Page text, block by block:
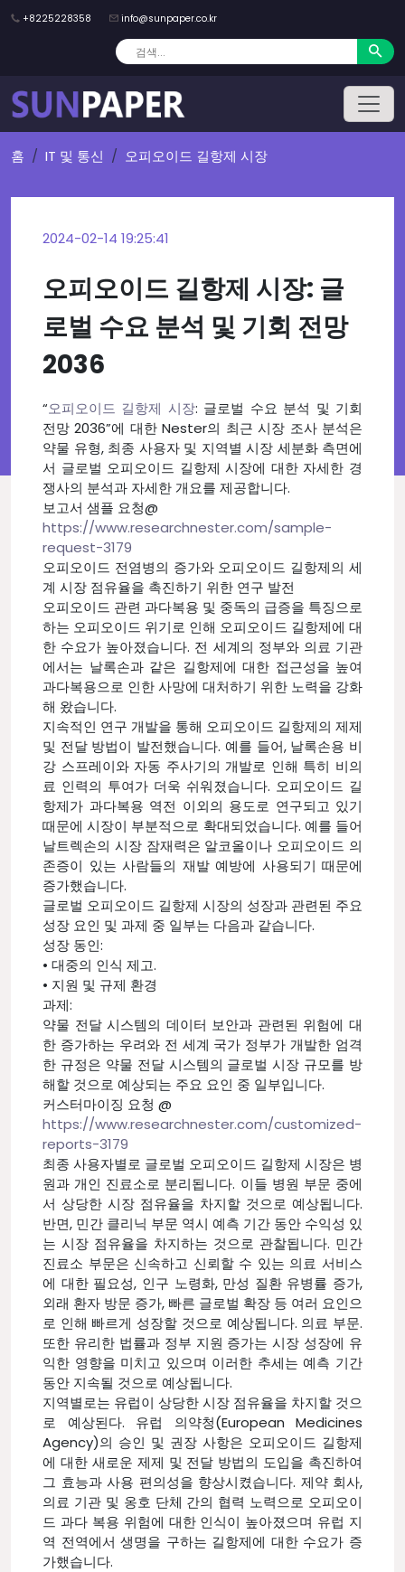
+8225228358 info@sunpaper.co.kr
홈 IT 및 통신 오피오이드 길항제 시장
2024-02-14 19:25:41
오피오이드 길항제 시장: 글
로벌 수요 분석 및 기회 전망
2036
“오피오이드 길항제 시장: 글로벌 수요 분석 및 기회
전망 2036”에 대한 Nester의 최근 시장 조사 분석은
약물 유형, 최종 사용자 및 지역별 시장 세분화 측면에
서 글로벌 오피오이드 길항제 시장에 대한 자세한 경
쟁사의 분석과 자세한 개요를 제공합니다.
보고서 샘플 요청@
https://www.researchnester.com/sample-
request-3179
오피오이드 전염병의 증가와 오피오이드 길항제의 세
계 시장 점유율을 촉진하기 위한 연구 발전
오피오이드 관련 과다복용 및 중독의 급증을 특징으로
하는 오피오이드 위기로 인해 오피오이드 길항제에 대
한 수요가 높아졌습니다. 전 세계의 정부와 의료 기관
에서는 날록손과 같은 길항제에 대한 접근성을 높여
과다복용으로 인한 사망에 대처하기 위한 노력을 강화
해 왔습니다.
지속적인 연구 개발을 통해 오피오이드 길항제의 제제
및 전달 방법이 발전했습니다. 예를 들어, 날록손용 비
강 스프레이와 자동 주사기의 개발로 인해 특히 비의
료 인력의 투여가 더욱 쉬워졌습니다. 오피오이드 길
항제가 과다복용 역전 이외의 용도로 연구되고 있기
때문에 시장이 부분적으로 확대되었습니다. 예를 들어
날트렉손의 시장 잠재력은 알코올이나 오피오이드 의
존증이 있는 사람들의 재발 예방에 사용되기 때문에
증가했습니다.
글로벌 오피오이드 길항제 시장의 성장과 관련된 주요
성장 요인 및 과제 중 일부는 다음과 같습니다.
성장 동인:
• 대중의 인식 제고.
• 지원 및 규제 환경
과제:
약물 전달 시스템의 데이터 보안과 관련된 위험에 대
한 증가하는 우려와 전 세계 국가 정부가 개발한 엄격
한 규정은 약물 전달 시스템의 글로벌 시장 규모를 방
해할 것으로 예상되는 주요 요인 중 일부입니다.
커스터마이징 요청 @
https://www.researchnester.com/customized-
reports-3179
최종 사용자별로 글로벌 오피오이드 길항제 시장은 병
원과 개인 진료소로 분리됩니다. 이들 병원 부문 중에
서 상당한 시장 점유율을 차지할 것으로 예상됩니다.
반면, 민간 클리닉 부문 역시 예측 기간 동안 수익성 있
는 시장 점유율을 차지하는 것으로 관찰됩니다. 민간
진료소 부문은 신속하고 신뢰할 수 있는 의료 서비스
에 대한 필요성, 인구 노령화, 만성 질환 유병률 증가,
외래 환자 방문 증가, 빠른 글로벌 확장 등 여러 요인으
로 인해 빠르게 성장할 것으로 예상됩니다. 의료 부문.
또한 유리한 법률과 정부 지원 증가는 시장 성장에 유
익한 영향을 미치고 있으며 이러한 추세는 예측 기간
동안 지속될 것으로 예상됩니다.
지역별로는 유럽이 상당한 시장 점유율을 차지할 것으
로 예상된다. 유럽 의약청(European Medicines
Agency)의 승인 및 권장 사항은 오피오이드 길항제
에 대한 새로운 제제 및 전달 방법의 도입을 촉진하여
그 효능과 사용 편의성을 향상시켰습니다. 제약 회사,
의료 기관 및 옹호 단체 간의 협력 노력으로 오피오이
드 과다 복용 위험에 대한 인식이 높아졌으며 유럽 지
역 전역에서 생명을 구하는 길항제에 대한 수요가 증
가했습니다.